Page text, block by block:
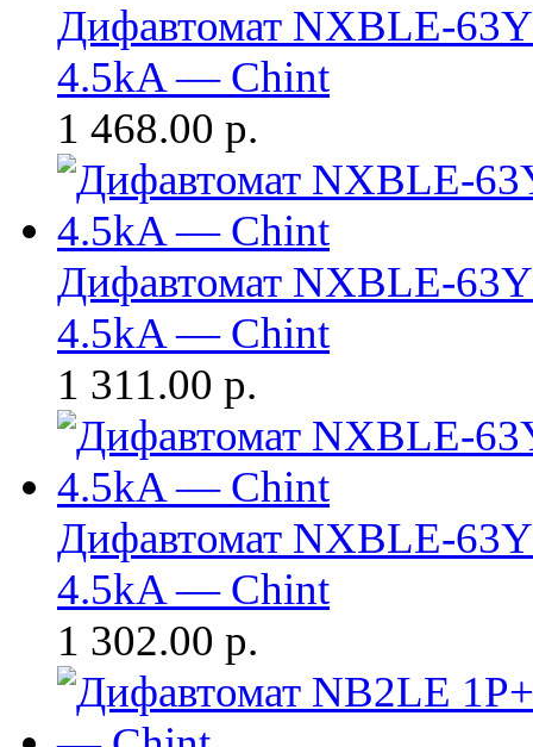
Дифавтомат NXBLE-
4.5kA — Chint
1 468.00 р.
Дифавтомат NXBLE-
4.5kA — Chint
1 311.00 р.
Дифавтомат NXBLE-
4.5kA — Chint
1 302.00 р.